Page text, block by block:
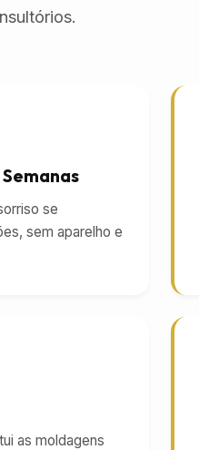
se
sem aparelho e
as moldagens